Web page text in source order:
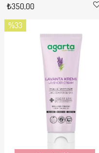
₺350,00
%33